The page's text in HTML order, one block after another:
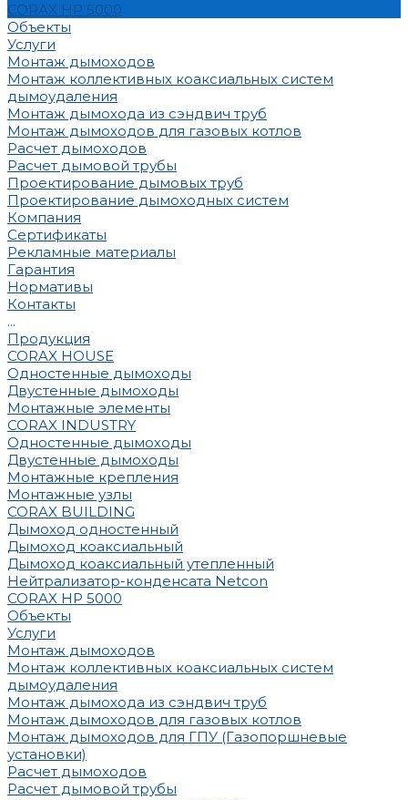
CORAX HP 5000
Объекты
Услуги
Монтаж дымоходов
Монтаж коллективных коаксиальных систем
дымоудаления
Монтаж дымохода из сэндвич труб
Монтаж дымоходов для газовых котлов
Расчет дымоходов
Расчет дымовой трубы
Проектирование дымовых труб
Проектирование дымоходных систем
Компания
Сертификаты
Рекламные материалы
Гарантия
Нормативы
Контакты
...
Продукция
CORAX HOUSE
Одностенные дымоходы
Двустенные дымоходы
Монтажные элементы
CORAX INDUSTRY
Одностенные дымоходы
Двустенные дымоходы
Монтажные крепления
Монтажные узлы
CORAX BUILDING
Дымоход одностенный
Дымоход коаксиальный
Дымоход коаксиальный утепленный
Нейтрализатор-конденсата Netcon
CORAX HP 5000
Объекты
Услуги
Монтаж дымоходов
Монтаж коллективных коаксиальных систем
дымоудаления
Монтаж дымохода из сэндвич труб
Монтаж дымоходов для газовых котлов
Монтаж дымоходов для ГПУ (Газопоршневые
установки)
Расчет дымоходов
Расчет дымовой трубы